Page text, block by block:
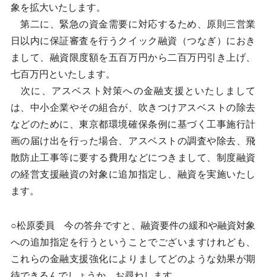
象を拡大いたします。
第二に、緊急の資金需要に対応するため、原則三営業
日以内に保証審査を行うクイック融資（つなぎ）におき
まして、融資限度額を五百万円から二百万円引き上げ、
七百万円といたします。
次に、アスベスト対策への金融支援といたしまして
は、中小企業やその組合が、吹きつけアスベストの除去
などのために、東京都環境確保条例に基づく工事施行計
画の届け出を行った場合、アスベストの調査や除去、飛
散防止工事等に要する費用などにつきまして、制度融資
の経営支援融資の対象に追加指定し、融資を実施いたし
ます。
○松原委員 今の答弁ですと、融資要件の緩和や融資対象
への追加指定を行うということでございますけれども、
これらの金融支援強化によりましてどのような効果が期